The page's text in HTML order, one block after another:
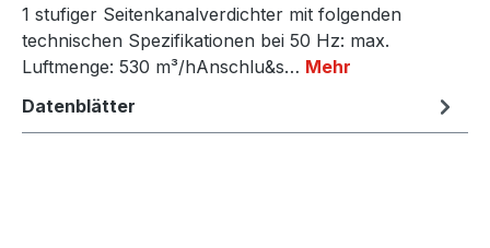
1 stufiger Seitenkanalverdichter mit folgenden
technischen Spezifikationen bei 50 Hz: max.
Luftmenge: 530 m³/hAnschlu&s… Mehr
Datenblätter